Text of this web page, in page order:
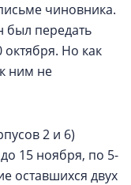
чиновника.
был передать
октября. Но как
ним не
2 и 6)
15 ноября, по 5-
оставшихся двух